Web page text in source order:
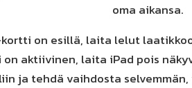
oma aikansa.
on esillä, laita lelut
aktiivinen, laita iPad pois
ja tehdä vaihdosta